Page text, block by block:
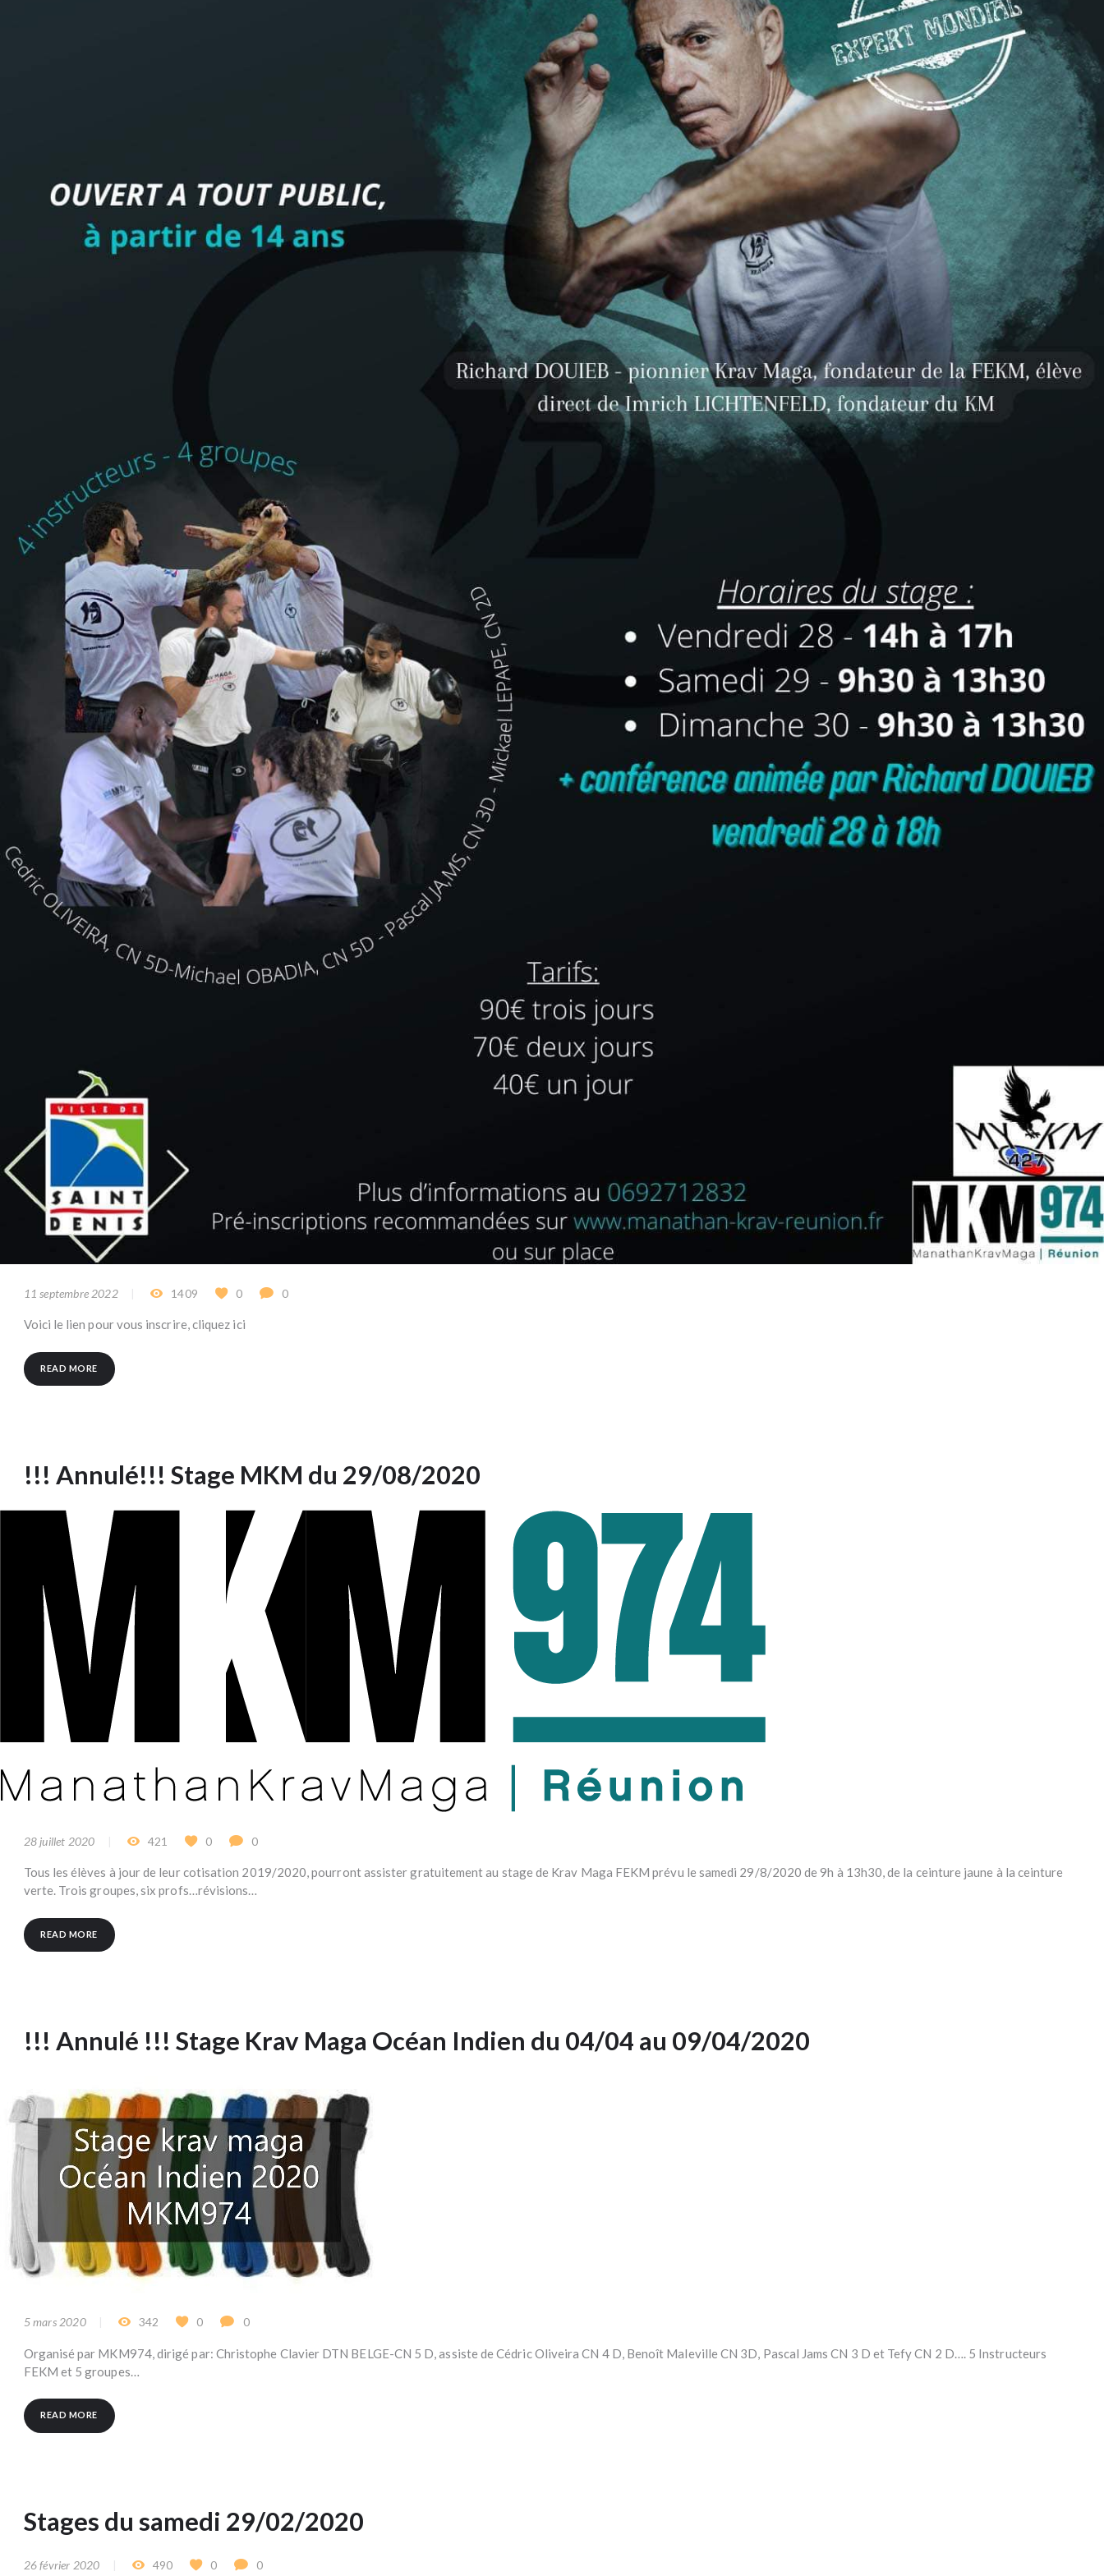
11 septembre 2022 1409 0 0
Voici le lien pour vous inscrire, cliquez ici
READ MORE
!!! Annulé!!! Stage MKM du 29/08/2020
28 juillet 2020 421 0 0
Tous les élèves à jour de leur cotisation 2019/2020, pourront assister gratuitement au stage de Krav Maga FEKM prévu le samedi 29/8/2020 de 9h à 13h30, de la ceinture jaune à la ceinture
verte. Trois groupes, six profs…révisions…
READ MORE
!!! Annulé !!! Stage Krav Maga Océan Indien du 04/04 au 09/04/2020
5 mars 2020 342 0 0
Organisé par MKM974, dirigé par: Christophe Clavier DTN BELGE-CN 5 D, assiste de Cédric Oliveira CN 4 D, Benoît Maleville CN 3D, Pascal Jams CN 3 D et Tefy CN 2 D…. 5 Instructeurs
FEKM et 5 groupes…
READ MORE
Stages du samedi 29/02/2020
26 février 2020 490 0 0